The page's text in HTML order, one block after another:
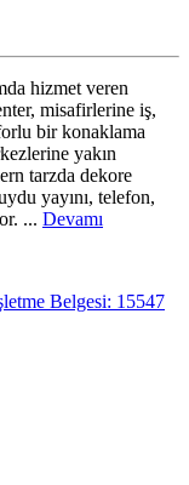
hizmet veren
misafirlerine iş,
bir konaklama
yakın
tarzda dekore
yayını, telefon,
... Devamı
Belgesi: 15547